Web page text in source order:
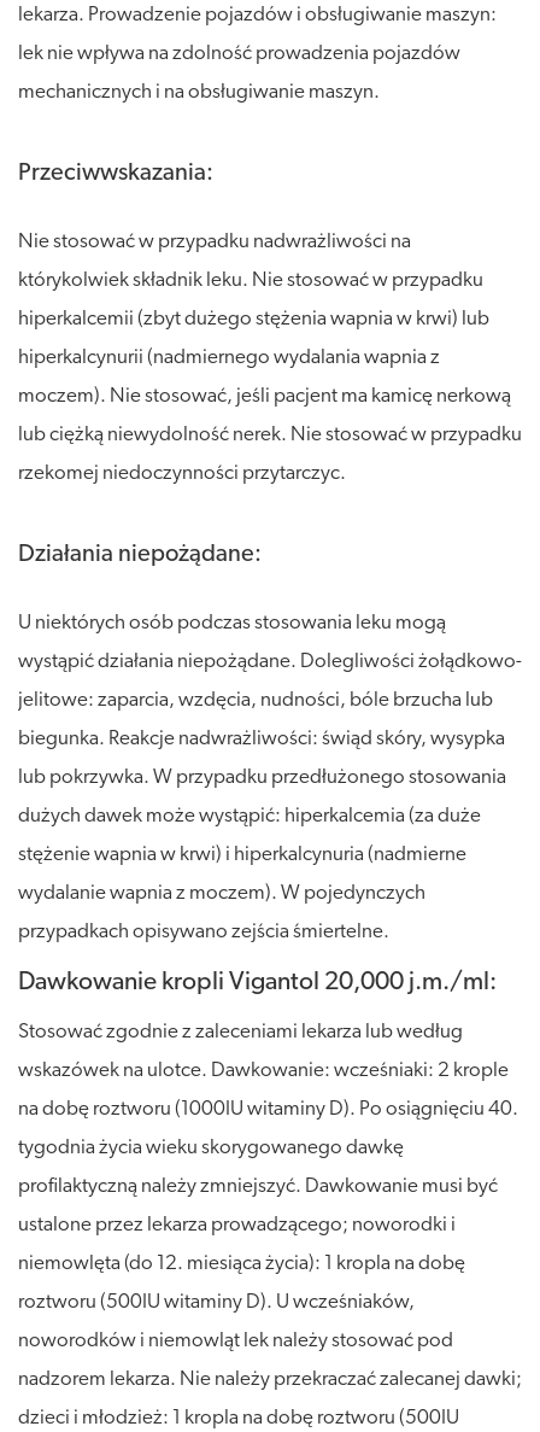
lekarza. Prowadzenie pojazdów i obsługiwanie maszyn:
lek nie wpływa na zdolność prowadzenia pojazdów
mechanicznych i na obsługiwanie maszyn.
Przeciwwskazania:
Nie stosować w przypadku nadwrażliwości na
którykolwiek składnik leku. Nie stosować w przypadku
hiperkalcemii (zbyt dużego stężenia wapnia w krwi) lub
hiperkalcynurii (nadmiernego wydalania wapnia z
moczem). Nie stosować, jeśli pacjent ma kamicę nerkową
lub ciężką niewydolność nerek. Nie stosować w przypadku
rzekomej niedoczynności przytarczyc.
Działania niepożądane:
U niektórych osób podczas stosowania leku mogą
wystąpić działania niepożądane. Dolegliwości żołądkowo-
jelitowe: zaparcia, wzdęcia, nudności, bóle brzucha lub
biegunka. Reakcje nadwrażliwości: świąd skóry, wysypka
lub pokrzywka. W przypadku przedłużonego stosowania
dużych dawek może wystąpić: hiperkalcemia (za duże
stężenie wapnia w krwi) i hiperkalcynuria (nadmierne
wydalanie wapnia z moczem). W pojedynczych
przypadkach opisywano zejścia śmiertelne.
Dawkowanie kropli Vigantol 20,000 j.m./ml:
Stosować zgodnie z zaleceniami lekarza lub według
wskazówek na ulotce. Dawkowanie: wcześniaki: 2 krople
na dobę roztworu (1000IU witaminy D). Po osiągnięciu 40.
tygodnia życia wieku skorygowanego dawkę
profilaktyczną należy zmniejszyć. Dawkowanie musi być
ustalone przez lekarza prowadzącego; noworodki i
niemowlęta (do 12. miesiąca życia): 1 kropla na dobę
roztworu (500IU witaminy D). U wcześniaków,
noworodków i niemowląt lek należy stosować pod
nadzorem lekarza. Nie należy przekraczać zalecanej dawki;
dzieci i młodzież: 1 kropla na dobę roztworu (500IU